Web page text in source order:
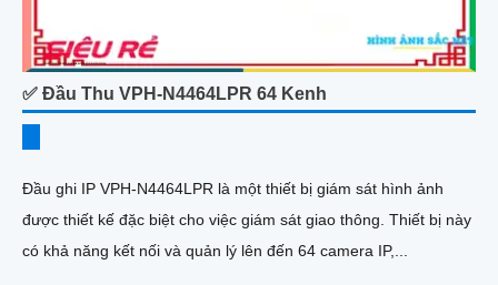
✅ Đầu Thu VPH-N4464LPR 64 Kenh
Đầu ghi IP VPH-N4464LPR là một thiết bị giám sát hình ảnh
được thiết kế đặc biệt cho việc giám sát giao thông. Thiết bị này
có khả năng kết nối và quản lý lên đến 64 camera IP,...